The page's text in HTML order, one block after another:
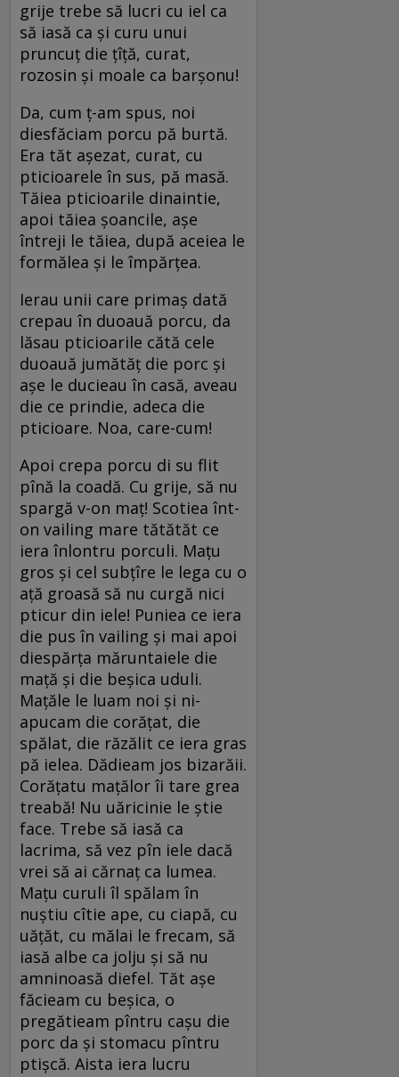
grije trebe să lucri cu iel ca
să iasă ca și curu unui
pruncuț die țîță, curat,
rozosin și moale ca barșonu!
Da, cum ț-am spus, noi
diesfăciam porcu pă burtă.
Era tăt așezat, curat, cu
pticioarele în sus, pă masă.
Tăiea pticioarile dinaintie,
apoi tăiea șoancile, așe
întreji le tăiea, după aceiea le
formălea și le împărțea.
Ierau unii care primaș dată
crepau în duoauă porcu, da
lăsau pticioarile cătă cele
duoauă jumătăț die porc și
așe le ducieau în casă, aveau
die ce prindie, adeca die
pticioare. Noa, care-cum!
Apoi crepa porcu di su flit
pînă la coadă. Cu grije, să nu
spargă v-on maț! Scotiea înt-
on vailing mare tătătăt ce
iera înlontru porculi. Mațu
gros și cel subțîre le lega cu o
ață groasă să nu curgă nici
pticur din iele! Puniea ce iera
die pus în vailing și mai apoi
diespărța măruntaiele die
mață și die beșica uduli.
Mațăle le luam noi și ni-
apucam die corățat, die
spălat, die răzălit ce iera gras
pă ielea. Dădieam jos bizarăii.
Corățatu mațălor îi tare grea
treabă! Nu uăricinie le știe
face. Trebe să iasă ca
lacrima, să vez pîn iele dacă
vrei să ai cărnaț ca lumea.
Mațu curuli îl spălam în
nuștiu cîtie ape, cu ciapă, cu
uățăt, cu mălai le frecam, să
iasă albe ca jolju și să nu
amninoasă diefel. Tăt așe
făcieam cu beșica, o
pregătieam pîntru cașu die
porc da și stomacu pîntru
ptișcă. Aista iera lucru